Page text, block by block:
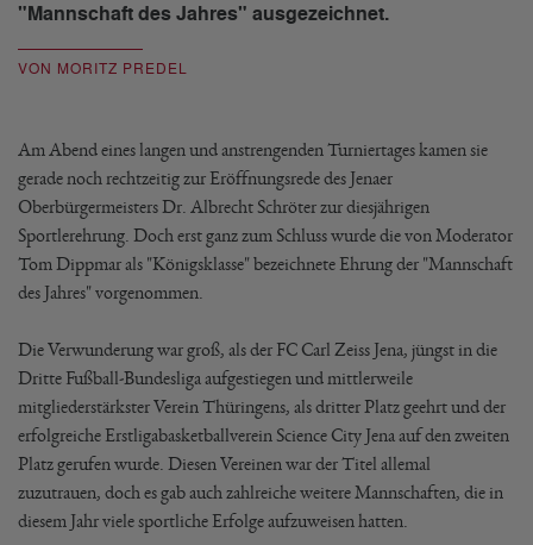
"Mannschaft des Jahres" ausgezeichnet.
VON MORITZ PREDEL
Am Abend eines langen und anstrengenden Turniertages kamen sie
gerade noch rechtzeitig zur Eröffnungsrede des Jenaer
Oberbürgermeisters Dr. Albrecht Schröter zur diesjährigen
Sportlerehrung. Doch erst ganz zum Schluss wurde die von Moderator
Tom Dippmar als "Königsklasse" bezeichnete Ehrung der "Mannschaft
des Jahres" vorgenommen.
Die Verwunderung war groß, als der FC Carl Zeiss Jena, jüngst in die
Dritte Fußball-Bundesliga aufgestiegen und mittlerweile
mitgliederstärkster Verein Thüringens, als dritter Platz geehrt und der
erfolgreiche Erstligabasketballverein Science City Jena auf den zweiten
Platz gerufen wurde. Diesen Vereinen war der Titel allemal
zuzutrauen, doch es gab auch zahlreiche weitere Mannschaften, die in
diesem Jahr viele sportliche Erfolge aufzuweisen hatten.